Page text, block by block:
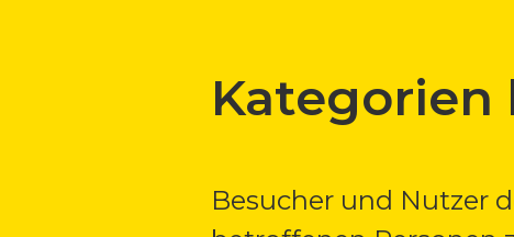
Kategorien
Besucher und Nutzer